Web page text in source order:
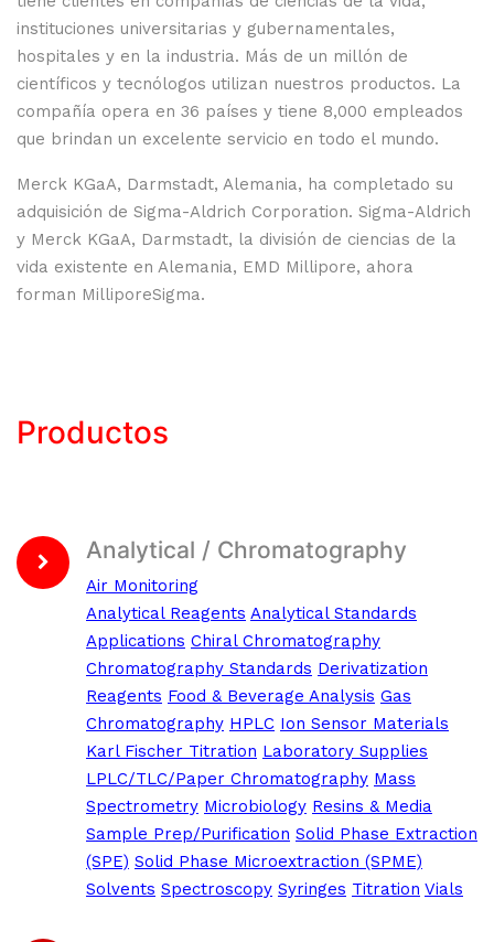
instituciones universitarias y gubernamentales,
hospitales y en la industria. Más de un millón de
científicos y tecnólogos utilizan nuestros productos. La
compañía opera en 36 países y tiene 8,000 empleados
que brindan un excelente servicio en todo el mundo.
Merck KGaA, Darmstadt, Alemania, ha completado su
adquisición de Sigma-Aldrich Corporation. Sigma-Aldrich
y Merck KGaA, Darmstadt, la división de ciencias de la
vida existente en Alemania, EMD Millipore, ahora
forman MilliporeSigma.
Productos
Analytical / Chromatography
Air Monitoring
Analytical Reagents Analytical Standards
Applications Chiral Chromatography
Chromatography Standards Derivatization
Reagents Food & Beverage Analysis Gas
Chromatography HPLC Ion Sensor Materials
Karl Fischer Titration Laboratory Supplies
LPLC/TLC/Paper Chromatography Mass
Spectrometry Microbiology Resins & Media
Sample Prep/Purification Solid Phase Extraction
(SPE) Solid Phase Microextraction (SPME)
Solvents Spectroscopy Syringes Titration Vials